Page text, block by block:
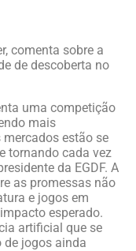
comenta sobre a
de descoberta no
uma competição
mais
estão se
tornando cada vez
da EGDF. A
as promessas não
e jogos em
esperado.
artificial que se
de jogos ainda